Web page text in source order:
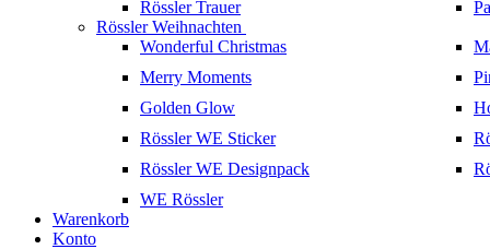
Rössler Trauer
Rössler Weihnachten
Wonderful Christmas
Merry Moments
Golden Glow
Rössler WE Sticker
Rössler WE Designpack
WE Rössler
Warenkorb
Konto